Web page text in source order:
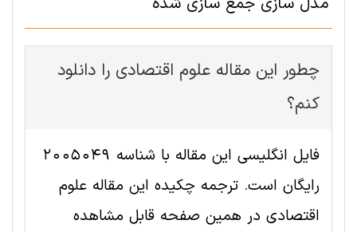
چطور این مقاله علوم اقتصادی را دانلود
کنم؟
فایل انگلیسی این مقاله با شناسه 2005049
رایگان است. ترجمه چکیده این مقاله علوم
اقتصادی در همین صفحه قابل مشاهده